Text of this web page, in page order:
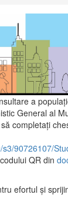
a
General al
completați
90726107/
QR din
efortul şi